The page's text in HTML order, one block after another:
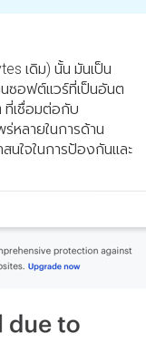
เดิม) นั้น มันเป็น
ซอฟต์แวร์ที่เป็นอันต
ที่เชื่อมต่อกับ
หลายในการด้าน
นใจในการป้องกันและ